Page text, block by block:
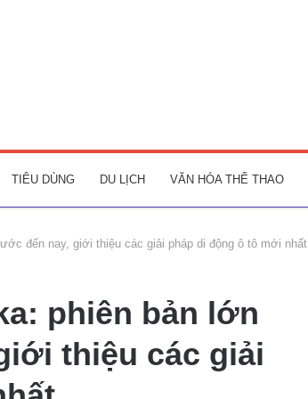
TIÊU DÙNG DU LỊCH VĂN HÓA THỂ THAO
đến nay, giới thiệu các giải pháp di động ô tô mới nhất
phiên bản lớn
thiệu các giải